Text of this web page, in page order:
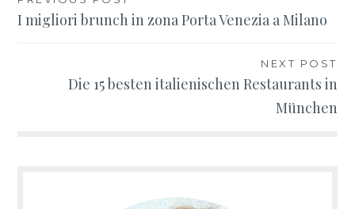
Navigazione
I migliori brunch in zona Porta Venezia a Milano
NEXT POST
Die 15 besten italienischen Restaurants in
München